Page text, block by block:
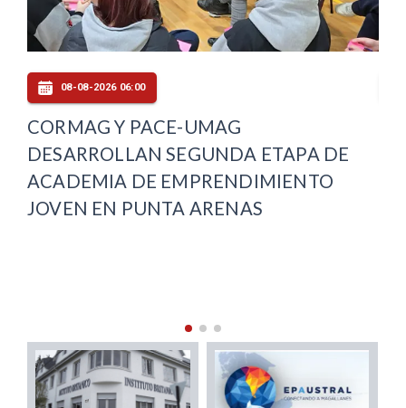
08-08-2026 06:00
CORMAG Y PACE-UMAG
DESARROLLAN SEGUNDA ETAPA DE
ACADEMIA DE EMPRENDIMIENTO
JOVEN EN PUNTA ARENAS